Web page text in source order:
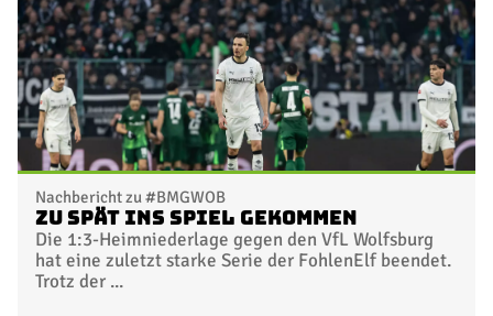
Nachbericht zu #BMGWOB
Zu spät ins Spiel gekommen
Die 1:3-Heimniederlage gegen den VfL Wolfsburg
hat eine zuletzt starke Serie der FohlenElf beendet.
Trotz der ...